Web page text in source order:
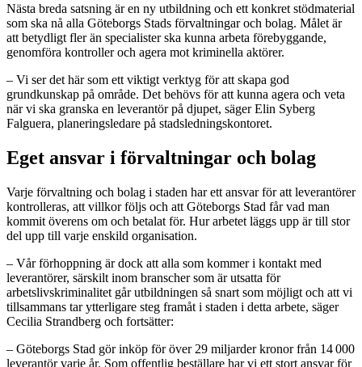
Nästa breda satsning är en ny utbildning och ett konkret stödmaterial
som ska nå alla Göteborgs Stads förvaltningar och bolag. Målet är
att betydligt fler än specialister ska kunna arbeta förebyggande,
genomföra kontroller och agera mot kriminella aktörer.
– Vi ser det här som ett viktigt verktyg för att skapa god
grundkunskap på område. Det behövs för att kunna agera och veta
när vi ska granska en leverantör på djupet, säger Elin Syberg
Falguera, planeringsledare på stadsledningskontoret.
Eget ansvar i förvaltningar och bolag
Varje förvaltning och bolag i staden har ett ansvar för att leverantörer
kontrolleras, att villkor följs och att Göteborgs Stad får vad man
kommit överens om och betalat för. Hur arbetet läggs upp är till stor
del upp till varje enskild organisation.
– Vår förhoppning är dock att alla som kommer i kontakt med
leverantörer, särskilt inom branscher som är utsatta för
arbetslivskriminalitet går utbildningen så snart som möjligt och att vi
tillsammans tar ytterligare steg framåt i staden i detta arbete, säger
Cecilia Strandberg och fortsätter:
– Göteborgs Stad gör inköp för över 29 miljarder kronor från 14 000
leverantör varje år. Som offentlig beställare har vi ett stort ansvar för